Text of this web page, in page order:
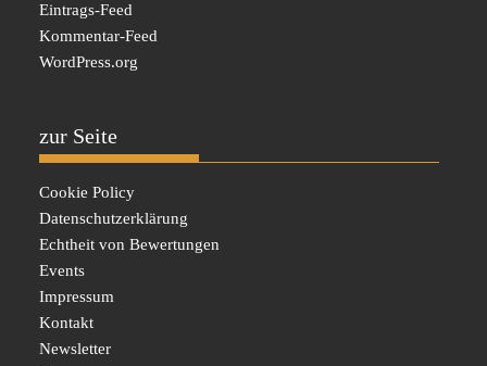
Eintrags-Feed
Kommentar-Feed
WordPress.org
zur Seite
Cookie Policy
Datenschutzerklärung
Echtheit von Bewertungen
Events
Impressum
Kontakt
Newsletter